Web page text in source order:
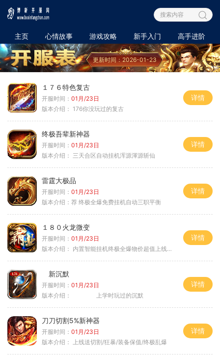
主页 心情故事 游戏攻略 新手入门 高手进阶
更新时间：2026-01-23
１７６特色复古
开服时间： 01月/23日
版本介绍： 176你没玩过的复古
详情
终极吾辈新神器
开服时间： 01月/23日
版本介绍： 三天合区自动挂机浑源渾源斩仙
详情
雷霆大极品
开服时间： 01月/23日
版本介绍： 荐 终极全爆免费挂机自动三职平衡
详情
１８０火龙微变
开服时间： 01月/23日
版本介绍： 内置智能挂机终极全爆物价超值上线送神器
详情
新沉默
开服时间： 01月/23日
版本介绍：
上学时玩过的沉默
详情
刀刀切割5%新神器
开服时间： 01月/23日
版本介绍：
上线送切割/狂暴/装备保值/终极乱爆
详情